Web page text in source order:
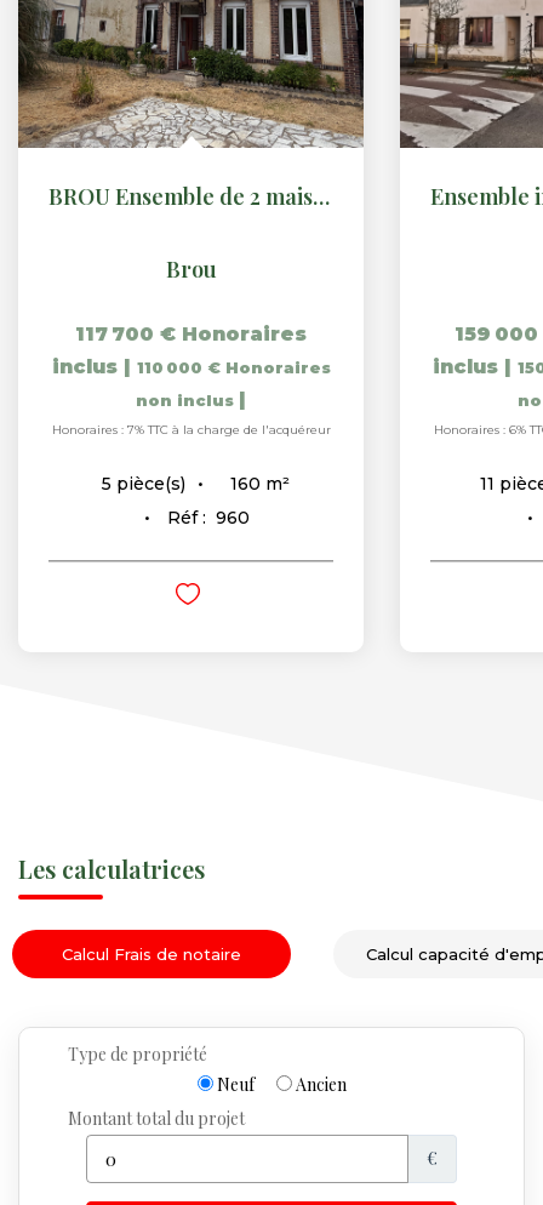
BROU Ensemble de 2 maisons
Brou
117 700 € Honoraires
inclus | 110 000 € Honoraires
non inclus |
Honoraires : 7% TTC à la charge de l'acquéreur
5 pièce(s) 160 m²
Réf : 960
159
inclus |
Honoraires : 6%
11
Les calculatrices
Calcul Frais de notaire Calcul capacité